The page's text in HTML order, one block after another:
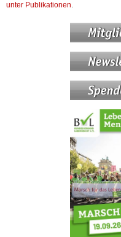
unter Publikationen.